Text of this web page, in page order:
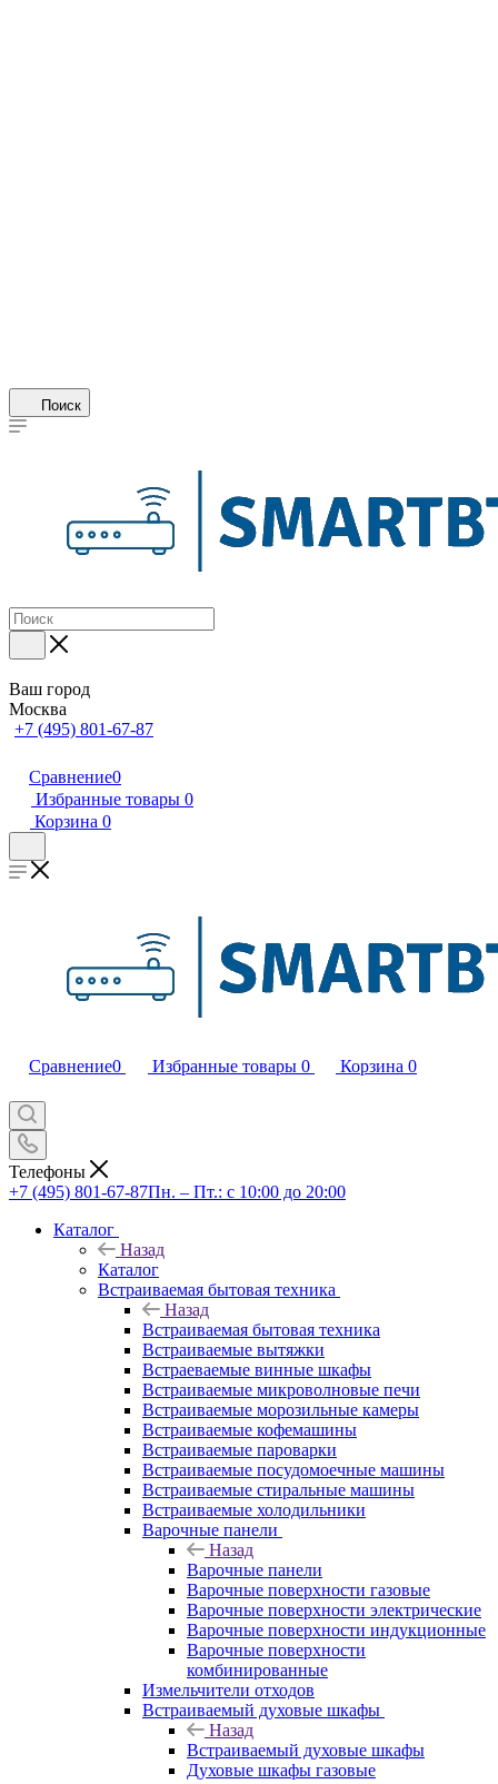
Поиск
Ваш город
Москва
+7 (495) 801-67-87
Сравнение0
Избранные товары 0
Корзина 0
Сравнение0 Избранные товары 0 Корзина 0
Телефоны
+7 (495) 801-67-87Пн. – Пт.: с 10:00 до 20:00
Каталог
Назад
Каталог
Встраиваемая бытовая техника
Назад
Встраиваемая бытовая техника
Встраиваемые вытяжки
Встраеваемые винные шкафы
Встраиваемые микроволновые печи
Встраиваемые морозильные камеры
Встраиваемые кофемашины
Встраиваемые пароварки
Встраиваемые посудомоечные машины
Встраиваемые стиральные машины
Встраиваемые холодильники
Варочные панели
Назад
Варочные панели
Варочные поверхности газовые
Варочные поверхности электрические
Варочные поверхности индукционные
Варочные поверхности
комбинированные
Измельчители отходов
Встраиваемый духовые шкафы
Назад
Встраиваемый духовые шкафы
Духовые шкафы газовые